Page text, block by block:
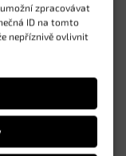
zpracovávat
ID na tomto
nepříznivě ovlivnit